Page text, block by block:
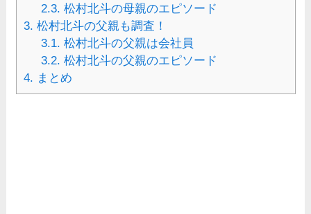
2.3. 松村北斗の母親のエピソード
3. 松村北斗の父親も調査！
3.1. 松村北斗の父親は会社員
3.2. 松村北斗の父親のエピソード
4. まとめ